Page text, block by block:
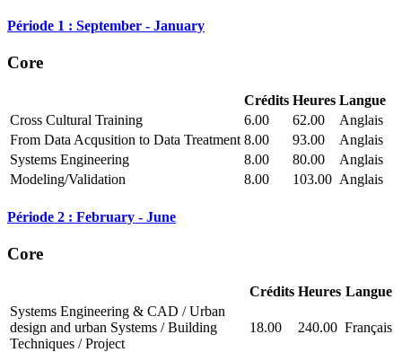
Période 1 : September - January
Core
Crédits Heures Langue
Cross Cultural Training
6.00 62.00
Anglais
From Data Acqusition to Data Treatment 8.00 93.00
Anglais
Systems Engineering
8.00 80.00
Anglais
Modeling/Validation
8.00 103.00 Anglais
Période 2 : February - June
Core
Crédits Heures Langue
Systems Engineering & CAD / Urban
design and urban Systems / Building
Techniques / Project
18.00 240.00 Français